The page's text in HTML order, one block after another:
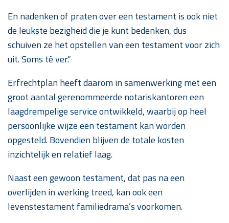
En nadenken of praten over een testament is ook niet
de leukste bezigheid die je kunt bedenken, dus
schuiven ze het opstellen van een testament voor zich
uit. Soms té ver.”
Erfrechtplan heeft daarom in samenwerking met een
groot aantal gerenommeerde notariskantoren een
laagdrempelige service ontwikkeld, waarbij op heel
persoonlijke wijze een testament kan worden
opgesteld. Bovendien blijven de totale kosten
inzichtelijk en relatief laag.
Naast een gewoon testament, dat pas na een
overlijden in werking treed, kan ook een
levenstestament familiedrama’s voorkomen.